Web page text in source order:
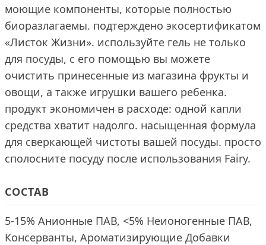
моющие компоненты, которые полностью
биоразлагаемы. подтерждено экосертификатом
«Листок Жизни». используйте гель не только
для посуды, с его помощью вы можете
очистить принесенные из магазина фрукты и
овощи, а также игрушки вашего ребенка.
продукт экономичен в расходе: одной капли
средства хватит надолго. насыщенная формула
для сверкающей чистоты вашей посуды. просто
сполосните посуду после использования Fairy.
СОСТАВ
5-15% Анионные ПАВ, <5% Неионогенные ПАВ,
Консерванты, Ароматизирующие Добавки